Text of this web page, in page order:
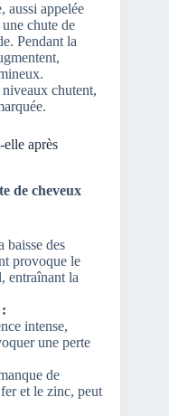
aussi appelée
chute de
Pendant la
niveaux chutent,
après
de cheveux
baisse des
provoque le
entraînant la
intense,
une perte
de
et le zinc, peut